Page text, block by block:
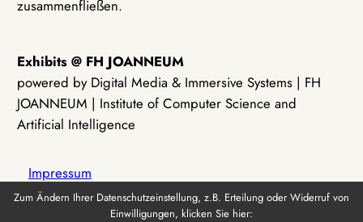
zusammenfließen.
Exhibits @ FH JOANNEUM
powered by Digital Media & Immersive Systems | FH
JOANNEUM | Institute of Computer Science and
Artificial Intelligence
Impressum
Zum Ändern Ihrer Datenschutzeinstellung, z.B. Erteilung oder Widerruf von
Einwilligungen, klicken Sie hier: